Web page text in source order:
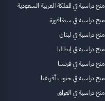
منح دراسية في المملكة العربية السعودية
منح دراسية في سنغافورة
منح دراسية في لبنان
منح دراسية في إيطاليا
منح دراسية في فرنسا
منح دراسية في جنوب أفريقيا
منح دراسية في العراق